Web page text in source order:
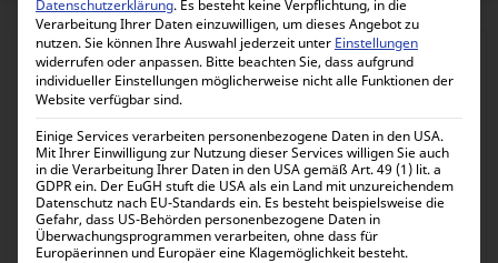
Relais 12V 40A
Datenschutzerklärung. Es besteht keine Verpflichtung, in die
Verarbeitung Ihrer Daten einzuwilligen, um dieses Angebot zu
nutzen.Sie können Ihre Auswahl jederzeit unter Einstellungen
widerrufen oder anpassen. Bitte beachten Sie, dass aufgrund
individueller Einstellungen möglicherweise nicht alle Funktionen der
Website verfügbar sind.
Einige Services verarbeiten personenbezogene Daten in den USA.
Mit Ihrer Einwilligung zur Nutzung dieser Services willigen Sie auch
in die Verarbeitung Ihrer Daten in den USA gemäß Art. 49 (1) lit. a
GDPR ein. Der EuGH stuft die USA als ein Land mit unzureichendem
Datenschutz nach EU-Standards ein. Es besteht beispielsweise die
Gefahr, dass US-Behörden personenbezogene Daten in
Überwachungsprogrammen verarbeiten, ohne dass für
Europäerinnen und Europäer eine Klagemöglichkeit besteht.